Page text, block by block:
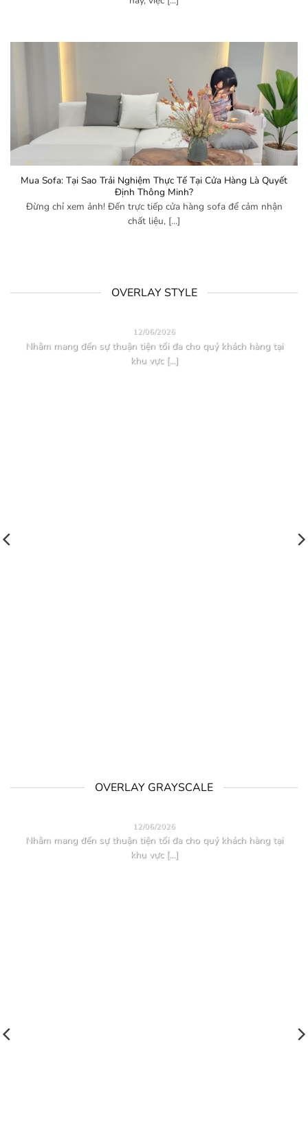
Mua Sofa: Tại Sao Trải Nghiệm Thực Tế Tại Cửa Hàng Là Quyết
Định Thông Minh?
Đừng chỉ xem ảnh! Đến trực tiếp cửa hàng sofa để cảm nhận
chất liệu, [...]
OVERLAY STYLE
12/06/2026
Nhằm mang đến sự thuận tiện tối đa cho quý khách hàng tại
khu vực [...]
OVERLAY GRAYSCALE
12/06/2026
Nhằm mang đến sự thuận tiện tối đa cho quý khách hàng tại
khu vực [...]